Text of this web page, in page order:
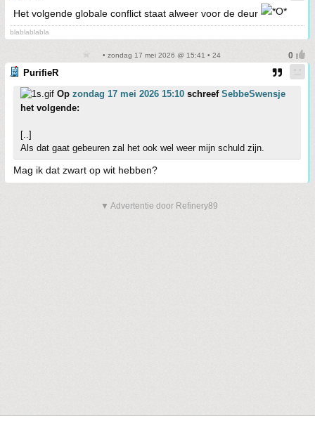
Het volgende globale conflict staat alweer voor de deur
blablablabla
• zondag 17 mei 2026 @ 15:41 • 24
PurifieR
Op zondag 17 mei 2026 15:10 schreef SebbeSwensje
het volgende:
[..]
Als dat gaat gebeuren zal het ook wel weer mijn schuld zijn.
Mag ik dat zwart op wit hebben?
▼ Advertentie door Refinery89